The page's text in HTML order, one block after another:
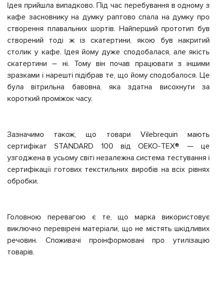
Ідея прийшла випадково. Під час перебування в одному з
кафе засновнику на думку раптово спала на думку про
створення плавальних шортів. Найперший прототип був
створений тоді ж із скатертини, якою був накритий
столик у кафе. Ідея йому дуже сподобалася, але якість
скатертини – ні. Тому він почав працювати з іншими
зразками і нарешті підібрав те, що йому сподобалося. Це
була вітрильна бавовна, яка здатна висохнути за
короткий проміжок часу.
Зазначимо також, що товари Vilebrequin мають
сертифікат STANDARD 100 від OEKO-TEX® — це
узгоджена в усьому світі незалежна система тестування і
сертифікації готових текстильних виробів на всіх рівнях
обробки.
Головною перевагою є те, що марка використовує
виключно перевірені матеріали, що не містять шкідливих
речовин. Споживачі проінформовані про утилізацію
товарів.